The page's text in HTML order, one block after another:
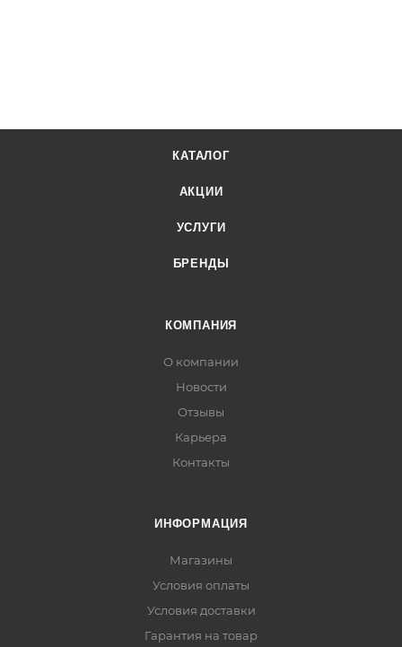
КАТАЛОГ
АКЦИИ
УСЛУГИ
БРЕНДЫ
КОМПАНИЯ
О компании
Новости
Отзывы
Карьера
Контакты
ИНФОРМАЦИЯ
Магазины
Условия оплаты
Условия доставки
Гарантия на товар